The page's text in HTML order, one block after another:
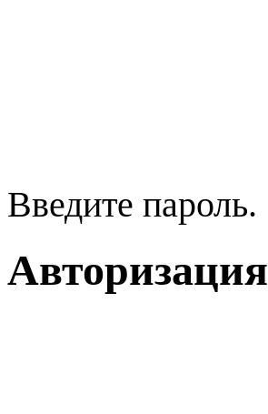
Введите пароль.
Авторизация